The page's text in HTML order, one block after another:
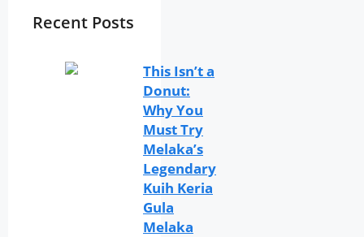
Recent Posts
This Isn’t a
Donut:
Why You
Must Try
Melaka’s
Legendary
Kuih Keria
Gula
Melaka